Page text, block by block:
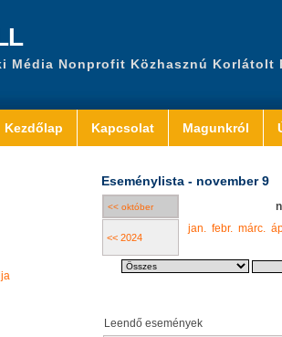
Média Nonprofit Közhasznú Korlátolt
Kezdőlap Kapcsolat Magunkról
Eseménylista - november 9
<< október
<< 2024
jan. febr. márc.
Leendő események